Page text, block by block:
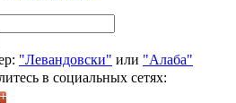
"Левандовски" или "Алаба"
в социальных сетях: